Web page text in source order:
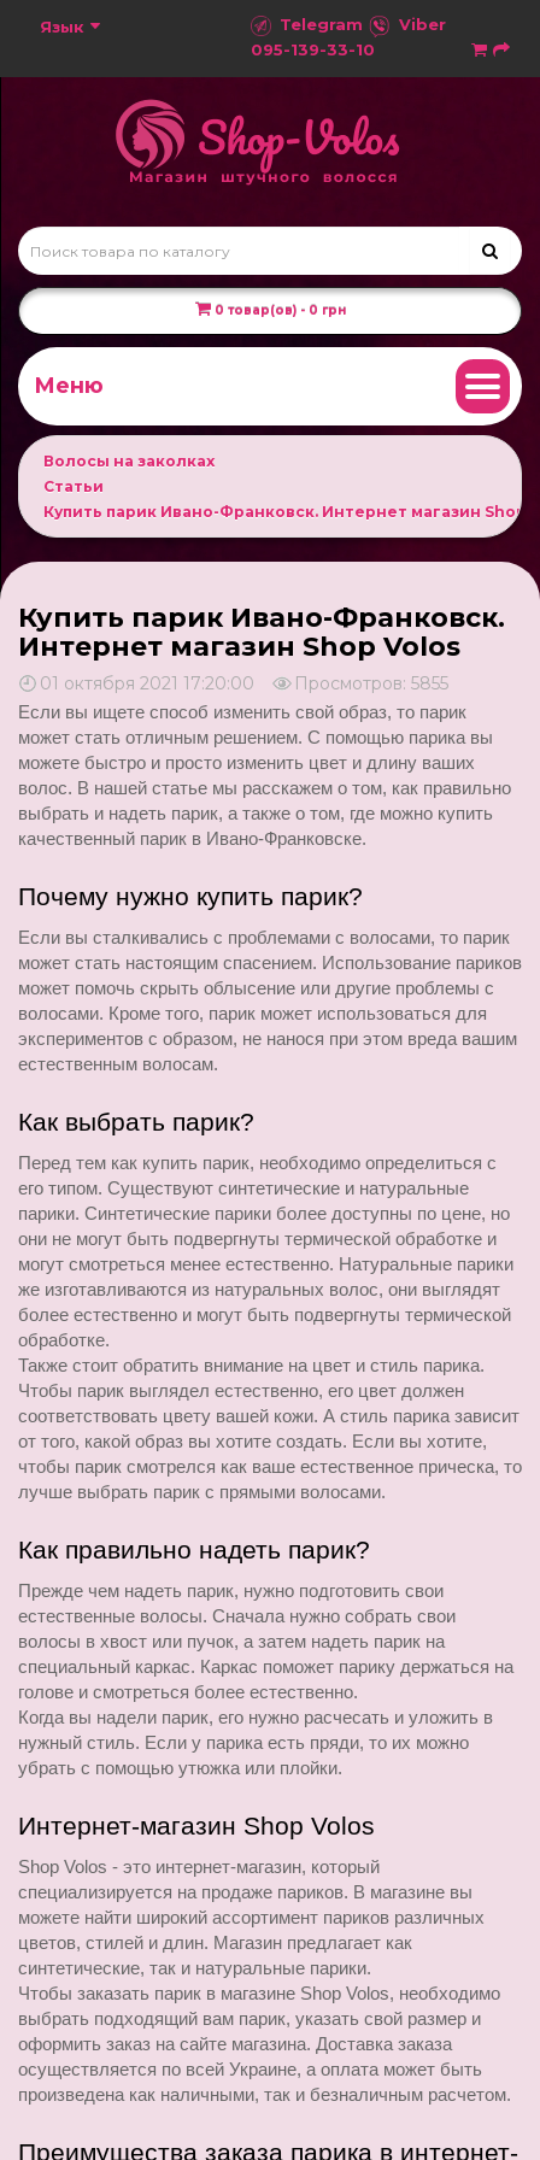
Язык Telegram
Viber
095-139-33-10
0 товар(ов) - 0 грн
Меню
Волосы на заколках
Статьи
Купить парик Ивано-Франковск. Интернет магазин Shop
Купить парик Ивано-Франковск.
Интернет магазин Shop Volos
01 октября 2021 17:20:00 Просмотров: 5855
Если вы ищете способ изменить свой образ, то парик
может стать отличным решением. С помощью парика вы
можете быстро и просто изменить цвет и длину ваших
волос. В нашей статье мы расскажем о том, как правильно
выбрать и надеть парик, а также о том, где можно купить
качественный парик в Ивано-Франковске.
Почему нужно купить парик?
Если вы сталкивались с проблемами с волосами, то парик
может стать настоящим спасением. Использование париков
может помочь скрыть облысение или другие проблемы с
волосами. Кроме того, парик может использоваться для
экспериментов с образом, не нанося при этом вреда вашим
естественным волосам.
Как выбрать парик?
Перед тем как купить парик, необходимо определиться с
его типом. Существуют синтетические и натуральные
парики. Синтетические парики более доступны по цене, но
они не могут быть подвергнуты термической обработке и
могут смотреться менее естественно. Натуральные парики
же изготавливаются из натуральных волос, они выглядят
более естественно и могут быть подвергнуты термической
обработке.
Также стоит обратить внимание на цвет и стиль парика.
Чтобы парик выглядел естественно, его цвет должен
соответствовать цвету вашей кожи. А стиль парика зависит
от того, какой образ вы хотите создать. Если вы хотите,
чтобы парик смотрелся как ваше естественное прическа, то
лучше выбрать парик с прямыми волосами.
Как правильно надеть парик?
Прежде чем надеть парик, нужно подготовить свои
естественные волосы. Сначала нужно собрать свои
волосы в хвост или пучок, а затем надеть парик на
специальный каркас. Каркас поможет парику держаться на
голове и смотреться более естественно.
Когда вы надели парик, его нужно расчесать и уложить в
нужный стиль. Если у парика есть пряди, то их можно
убрать с помощью утюжка или плойки.
Интернет-магазин Shop Volos
Shop Volos - это интернет-магазин, который
специализируется на продаже париков. В магазине вы
можете найти широкий ассортимент париков различных
цветов, стилей и длин. Магазин предлагает как
синтетические, так и натуральные парики.
Чтобы заказать парик в магазине Shop Volos, необходимо
выбрать подходящий вам парик, указать свой размер и
оформить заказ на сайте магазина. Доставка заказа
осуществляется по всей Украине, а оплата может быть
произведена как наличными, так и безналичным расчетом.
Преимущества заказа парика в интернет-